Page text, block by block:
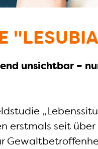
unsichtbar –
erstmals seit